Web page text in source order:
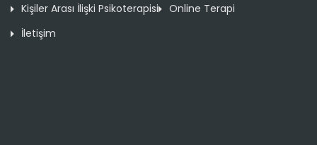
Kişiler Arası İlişki Psikoterapisi
Online Terapi
İletişim